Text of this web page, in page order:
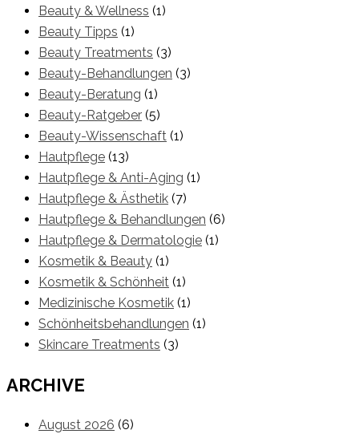
Beauty & Wellness (1)
Beauty Tipps (1)
Beauty Treatments (3)
Beauty-Behandlungen (3)
Beauty-Beratung (1)
Beauty-Ratgeber (5)
Beauty-Wissenschaft (1)
Hautpflege (13)
Hautpflege & Anti-Aging (1)
Hautpflege & Ästhetik (7)
Hautpflege & Behandlungen (6)
Hautpflege & Dermatologie (1)
Kosmetik & Beauty (1)
Kosmetik & Schönheit (1)
Medizinische Kosmetik (1)
Schönheitsbehandlungen (1)
Skincare Treatments (3)
ARCHIVE
August 2026 (6)